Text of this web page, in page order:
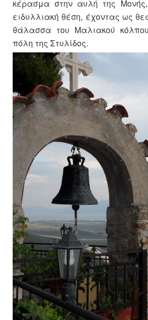
κέρασμα στην αυλή της
ειδυλλιακή θέση, έχοντας ως
θάλασσα του Μαλιακού
πόλη της Στυλίδος.